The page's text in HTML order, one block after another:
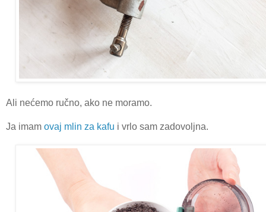
Ali nećemo ručno, ako ne moramo.
Ja imam ovaj mlin za kafu i vrlo sam zadovoljna.